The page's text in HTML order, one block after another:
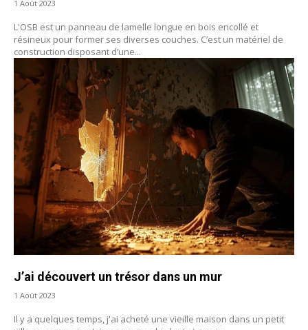
1 Août 2023
L'OSB est un panneau de lamelle longue en bois encollé et
résineux pour former ses diverses couches. C’est un matériel de
construction disposant d’une...
J’ai découvert un trésor dans un mur
1 Août 2023
Il y a quelques temps, j'ai acheté une vieille maison dans un petit